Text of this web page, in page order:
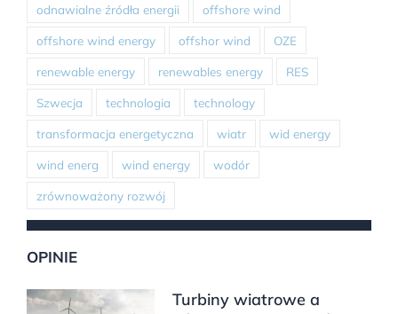
odnawialne źródła energii offshore wind
offshore wind energy offshor wind OZE
renewable energy renewables energy RES
Szwecja technologia technology
transformacja energetyczna wiatr wid energy
wind energ wind energy wodór
zrównoważony rozwój
OPINIE
Turbiny wiatrowe a